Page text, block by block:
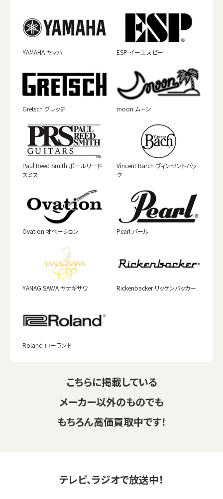
YAMAHA ヤマハ ESP イーエスピー
Gretsch グレッチ moon ムーン
Paul Reed Smith ポールリード
スミス
Vincent Barch ヴィンセントバッ
ク
Ovation オベーション Pearl パール
YANAGISAWA ヤナギサワ Rickenbacker リッケンバッカー
Roland ローランド
こちらに掲載している
メーカー以外のものでも
もちろん高価買取中です！
テレビ、ラジオで放送中！